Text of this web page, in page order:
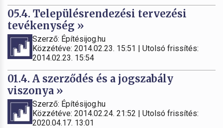
05.4. Településrendezési tervezési
tevékenység »
Szerző: Építésijog.hu
Közzétéve: 2014.02.23. 15:51 | Utolsó frissítés:
2014.02.23. 15:54
01.4. A szerződés és a jogszabály
viszonya »
Szerző: Építésijog.hu
Közzétéve: 2014.02.24. 21:52 | Utolsó frissítés:
2020.04.17. 13:01